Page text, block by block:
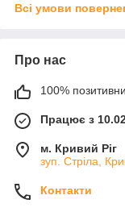
Всі умови
Про нас
100%
Працює з
м. Кривий Ріг
зуп. Стріла,
Контакти